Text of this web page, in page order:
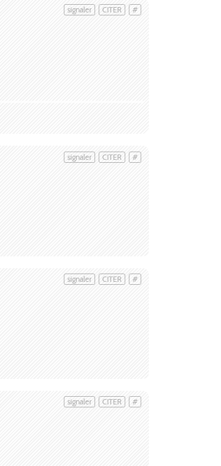
#
CITER
signaler
#
CITER
signaler
#
CITER
signaler
#
CITER
signaler